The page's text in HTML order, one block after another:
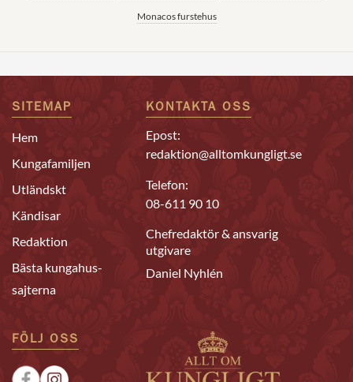
Monacos furstehus
SITEMAP
Hem
Kungafamiljen
Utländskt
Kändisar
Redaktion
Bästa kungahus-
sajterna
KONTAKTA OSS
Epost:
redaktion@alltomkungligt.se
Telefon:
08-611 90 10
Chefredaktör & ansvarig
utgivare
Daniel Nyhlén
FÖLJ OSS